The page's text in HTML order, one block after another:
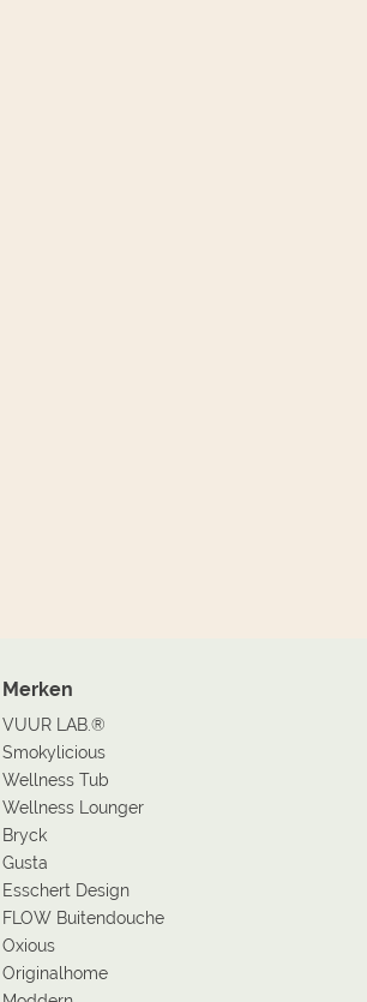
Merken
VUUR LAB.®
Smokylicious
Wellness Tub
Wellness Lounger
Bryck
Gusta
Esschert Design
FLOW Buitendouche
Oxious
Originalhome